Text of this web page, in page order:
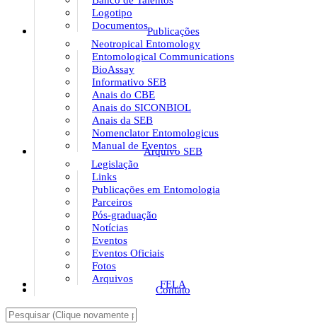
Logotipo
DocumentosPublicações
Neotropical Entomology
Entomological Communications
BioAssay
Informativo SEB
Anais do CBE
Anais do SICONBIOL
Anais da SEB
Nomenclator Entomologicus
Manual de Eventos
Arquivo SEB
Legislação
Links
Publicações em Entomologia
Parceiros
Pós-graduação
Notícias
Eventos
Eventos Oficiais
Fotos
Arquivos
FELA
Contato